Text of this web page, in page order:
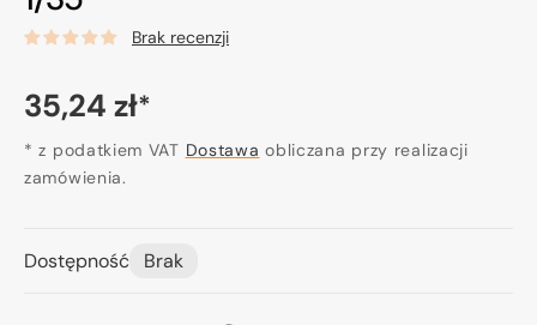
Brak recenzji
Cena
regularna
35,24 zł*
* z podatkiem VAT Dostawa obliczana przy realizacji
zamówienia.
Dostępność Brak